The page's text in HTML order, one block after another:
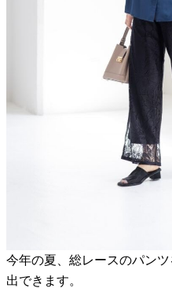
今年の夏、総レースのパン
出できます。